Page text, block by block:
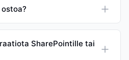
SharePointille tai